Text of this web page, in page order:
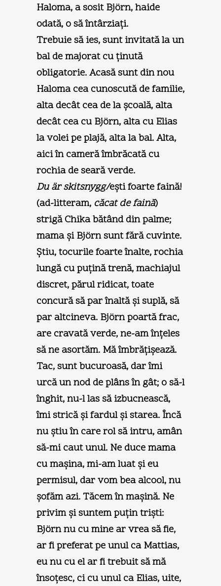
Haloma, a sosit Björn, haide
odată, o să întârziaţi.
Trebuie să ies, sunt invitată la un
bal de majorat cu ţinută
obligatorie. Acasă sunt din nou
Haloma cea cunoscută de familie,
alta decât cea de la şcoală, alta
decât cea cu Björn, alta cu Elias
la volei pe plajă, alta la bal. Alta,
aici în cameră îmbrăcată cu
rochia de seară verde.
Du är skitsnygg/eşti foarte faină!
(ad-litteram, căcat de faină)
strigă Chika bătând din palme;
mama şi Björn sunt fără cuvinte.
Ştiu, tocurile foarte înalte, rochia
lungă cu puţină trenă, machiajul
discret, părul ridicat, toate
concură să par înaltă şi suplă, să
par altcineva. Björn poartă frac,
are cravată verde, ne-am înţeles
să ne asortăm. Mă îmbrăţişează.
Tac, sunt bucuroasă, dar îmi
urcă un nod de plâns în gât; o să-l
înghit, nu-l las să izbucnească,
îmi strică şi fardul şi starea. Încă
nu ştiu în care rol să intru, amân
să-mi caut unul. Ne duce mama
cu maşina, mi-am luat şi eu
permisul, dar vom bea alcool, nu
şofăm azi. Tăcem în maşină. Ne
privim şi suntem puţin trişti:
Björn nu cu mine ar vrea să fie,
ar fi preferat pe unul ca Mattias,
eu nu cu el ar fi trebuit să mă
însoţesc, ci cu unul ca Elias, uite,